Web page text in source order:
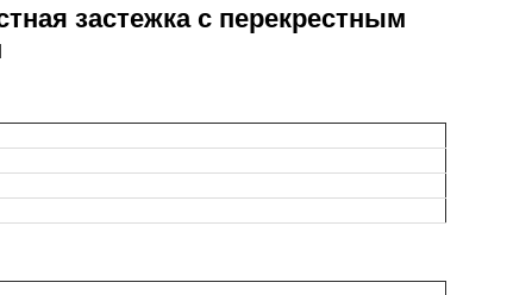
застежка с перекрестным